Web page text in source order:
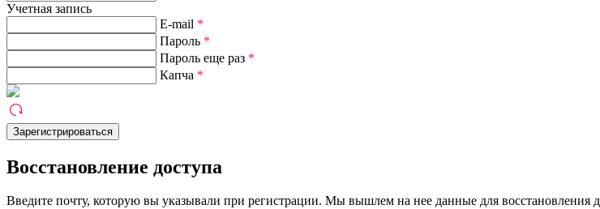
Учетная запись
E-mail *
Пароль *
Пароль еще раз *
Капча *
Восстановление доступа
Введите почту, которую вы указывали при регистрации. Мы вышлем на нее данные для восстановления